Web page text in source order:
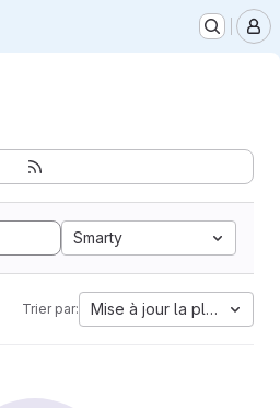
Smarty
Trier par: Mise à jour la plus